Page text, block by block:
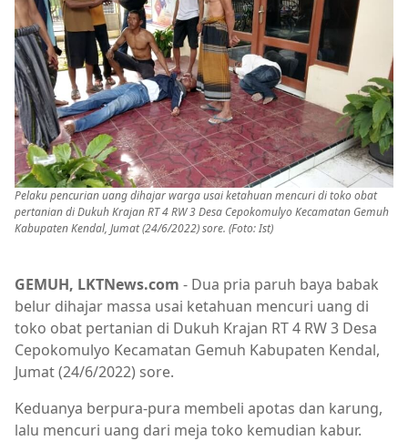
Pelaku pencurian uang dihajar warga usai ketahuan mencuri di toko obat
pertanian di Dukuh Krajan RT 4 RW 3 Desa Cepokomulyo Kecamatan Gemuh
Kabupaten Kendal, Jumat (24/6/2022) sore. (Foto: Ist)
GEMUH, LKTNews.com - Dua pria paruh baya babak
belur dihajar massa usai ketahuan mencuri uang di
toko obat pertanian di Dukuh Krajan RT 4 RW 3 Desa
Cepokomulyo Kecamatan Gemuh Kabupaten Kendal,
Jumat (24/6/2022) sore.
Keduanya berpura-pura membeli apotas dan karung,
lalu mencuri uang dari meja toko kemudian kabur.